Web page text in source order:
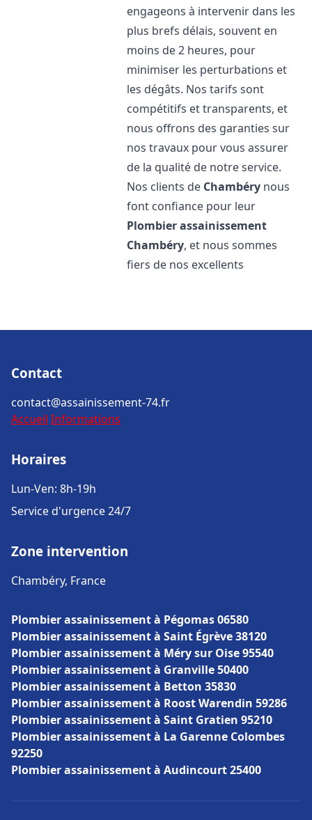
engageons à intervenir dans les
plus brefs délais, souvent en
moins de 2 heures, pour
minimiser les perturbations et
les dégâts. Nos tarifs sont
compétitifs et transparents, et
nous offrons des garanties sur
nos travaux pour vous assurer
de la qualité de notre service.
Nos clients de Chambéry nous
font confiance pour leur
Plombier assainissement
Chambéry, et nous sommes
fiers de nos excellents
Contact
contact@assainissement-74.fr
Accueil Informations
Horaires
Lun-Ven: 8h-19h
Service d'urgence 24/7
Zone intervention
Chambéry, France
Plombier assainissement à Pégomas 06580
Plombier assainissement à Saint Égrève 38120
Plombier assainissement à Méry sur Oise 95540
Plombier assainissement à Granville 50400
Plombier assainissement à Betton 35830
Plombier assainissement à Roost Warendin 59286
Plombier assainissement à Saint Gratien 95210
Plombier assainissement à La Garenne Colombes
92250
Plombier assainissement à Audincourt 25400